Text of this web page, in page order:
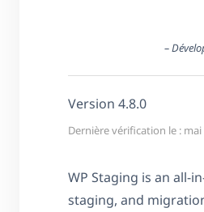
–
Version 4.8.0
Dernière vérification le : mai
WP Staging is an all-
staging, and